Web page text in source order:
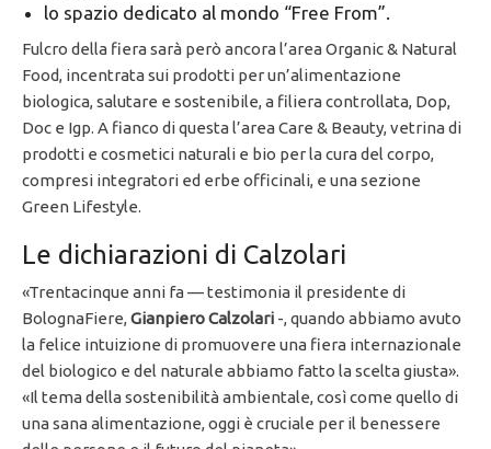
lo spazio dedicato al mondo “Free From”.
Fulcro della fiera sarà però ancora l’area Organic & Natural
Food, incentrata sui prodotti per un’alimentazione
biologica, salutare e sostenibile, a filiera controllata, Dop,
Doc e Igp. A fianco di questa l’area Care & Beauty, vetrina di
prodotti e cosmetici naturali e bio per la cura del corpo,
compresi integratori ed erbe officinali, e una sezione
Green Lifestyle.
Le dichiarazioni di Calzolari
«Trentacinque anni fa — testimonia il presidente di
BolognaFiere,Gianpiero Calzolari -, quando abbiamo avuto
la felice intuizione di promuovere una fiera internazionale
del biologico e del naturale abbiamo fatto la scelta giusta».
«Il tema della sostenibilità ambientale, così come quello di
una sana alimentazione, oggi è cruciale per il benessere